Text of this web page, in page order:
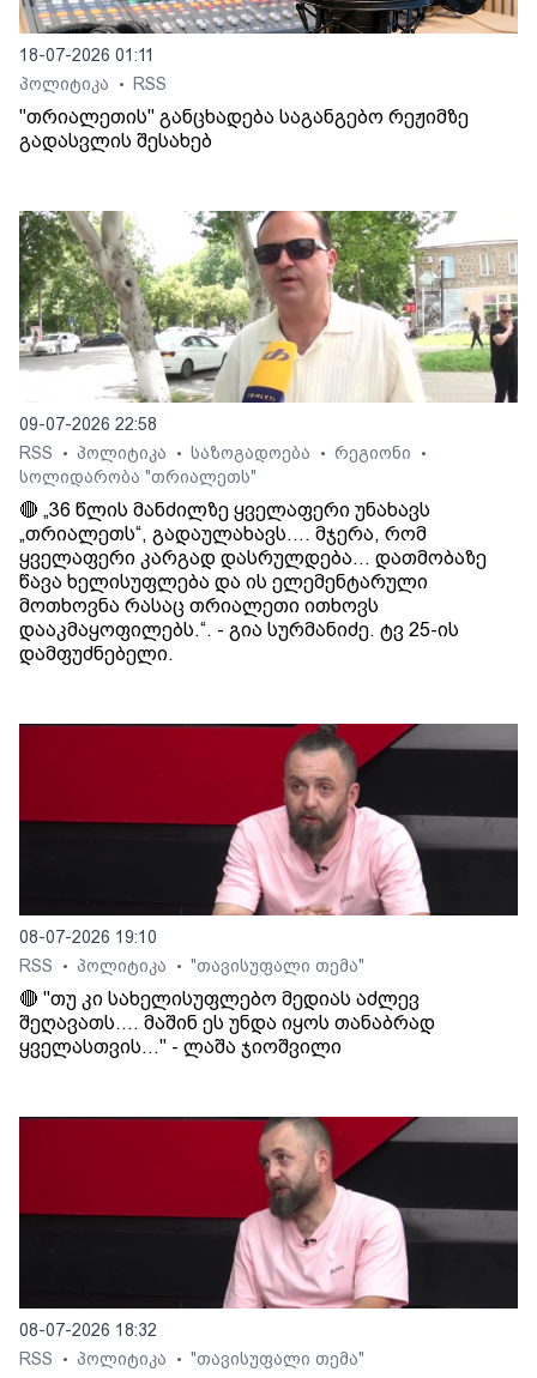
18-07-2026 01:11
პოლიტიკა
• RSS
"თრიალეთის" განცხადება საგანგებო რეჟიმზე
გადასვლის შესახებ
09-07-2026 22:58
RSS
• პოლიტიკა • საზოგადოება • რეგიონი •
სოლიდარობა "თრიალეთს"
🔴 „36 წლის მანძილზე ყველაფერი უნახავს
„თრიალეთს“, გადაულახავს.... მჯერა, რომ
ყველაფერი კარგად დასრულდება... დათმობაზე
წავა ხელისუფლება და ის ელემენტარული
მოთხოვნა რასაც თრიალეთი ითხოვს
დააკმაყოფილებს.“. - გია სურმანიძე. ტვ 25-ის
დამფუძნებელი.
08-07-2026 19:10
RSS
• პოლიტიკა • "თავისუფალი თემა"
🔴 "თუ კი სახელისუფლებო მედიას აძლევ
შეღავათს.... მაშინ ეს უნდა იყოს თანაბრად
ყველასთვის..." - ლაშა ჯიოშვილი
08-07-2026 18:32
RSS
• პოლიტიკა • "თავისუფალი თემა"